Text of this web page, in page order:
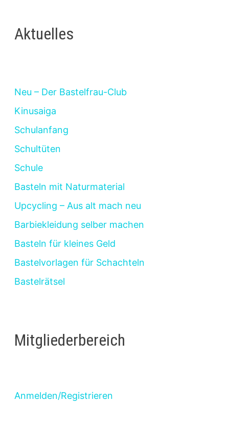
Aktuelles
Neu – Der Bastelfrau-Club
Kinusaiga
Schulanfang
Schultüten
Schule
Basteln mit Naturmaterial
Upcycling – Aus alt mach neu
Barbiekleidung selber machen
Basteln für kleines Geld
Bastelvorlagen für Schachteln
Bastelrätsel
Mitgliederbereich
Anmelden/Registrieren